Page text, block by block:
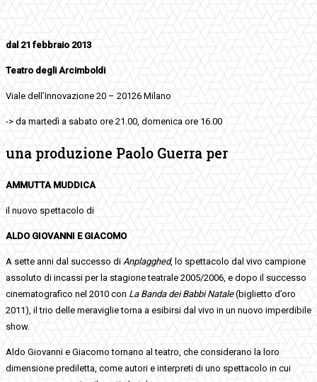
dal 21 febbraio 2013
Teatro degli Arcimboldi
Viale dell’Innovazione 20 – 20126 Milano
-> da martedì a sabato ore 21.00, domenica ore 16.00
una produzione Paolo Guerra per
AMMUTTA MUDDICA
il nuovo spettacolo di
ALDO GIOVANNI E GIACOMO
A sette anni dal successo di Anplagghed, lo spettacolo dal vivo campione
assoluto di incassi per la stagione teatrale 2005/2006, e dopo il successo
cinematografico nel 2010 con La Banda dei Babbi Natale(biglietto d’oro
2011), il trio delle meraviglie torna a esibirsi dal vivo in un nuovo imperdibile
show.
Aldo Giovanni e Giacomo tornano al teatro, che considerano la loro
dimensione prediletta, come autori e interpreti di uno spettacolo in cui